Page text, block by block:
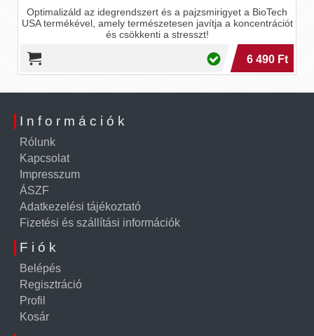
Optimalizáld az idegrendszert és a pajzsmirigyet a BioTech
USA termékével, amely természetesen javítja a koncentrációt
és csökkenti a stresszt!
6 490 Ft
Információk
Rólunk
Kapcsolat
Impresszum
ÁSZF
Adatkezelési tájékoztató
Fizetési és szállítási információk
Fiók
Belépés
Regisztráció
Profil
Kosár